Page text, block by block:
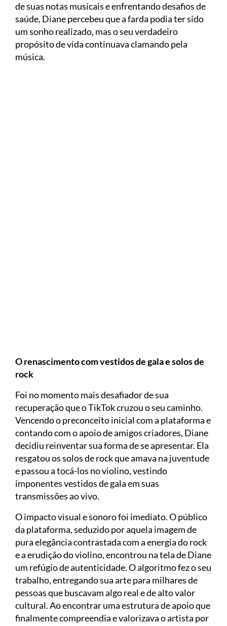
de suas notas musicais e enfrentando desafios de
saúde, Diane percebeu que a farda podia ter sido
um sonho realizado, mas o seu verdadeiro
propósito de vida continuava clamando pela
música.
O renascimento com vestidos de gala e solos de
rock
Foi no momento mais desafiador de sua
recuperação que o TikTok cruzou o seu caminho.
Vencendo o preconceito inicial com a plataforma e
contando com o apoio de amigos criadores, Diane
decidiu reinventar sua forma de se apresentar. Ela
resgatou os solos de rock que amava na juventude
e passou a tocá-los no violino, vestindo
imponentes vestidos de gala em suas
transmissões ao vivo.
O impacto visual e sonoro foi imediato. O público
da plataforma, seduzido por aquela imagem de
pura elegância contrastada com a energia do rock
e a erudição do violino, encontrou na tela de Diane
um refúgio de autenticidade. O algoritmo fez o seu
trabalho, entregando sua arte para milhares de
pessoas que buscavam algo real e de alto valor
cultural. Ao encontrar uma estrutura de apoio que
finalmente compreendia e valorizava o artista por